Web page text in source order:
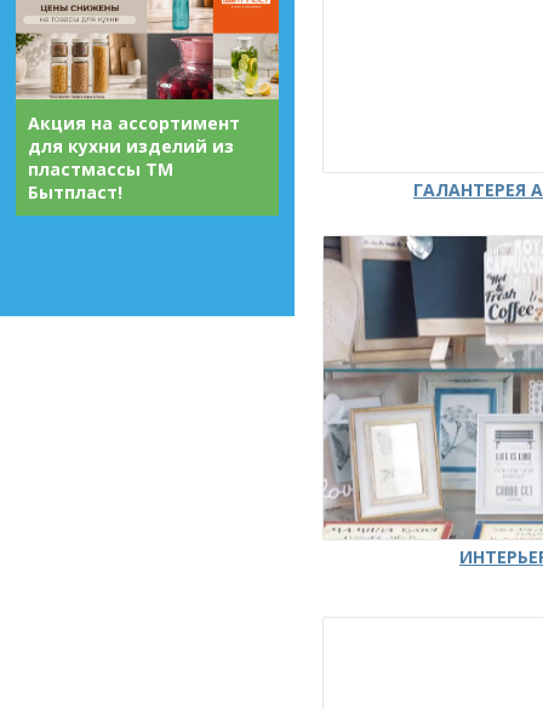
Акция на ассортимент
для кухни изделий из
пластмассы ТМ
Бытпласт!
ГАЛАНТЕРЕЯ